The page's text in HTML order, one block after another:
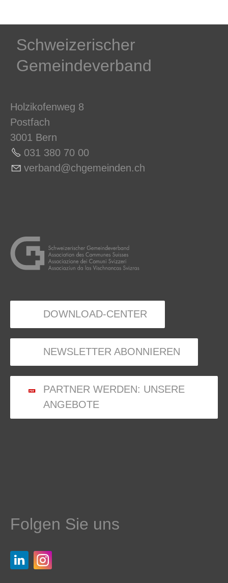
Schweizerischer
Gemeindeverband
Holzikofenweg 8
Postfach
3001 Bern
031 380 70 00
v rb nd chg m nd n ch
DOWNLOAD-CENTER
NEWSLETTER ABONNIEREN
PARTNER WERDEN: UNSERE
ANGEBOTE
Folgen Sie uns